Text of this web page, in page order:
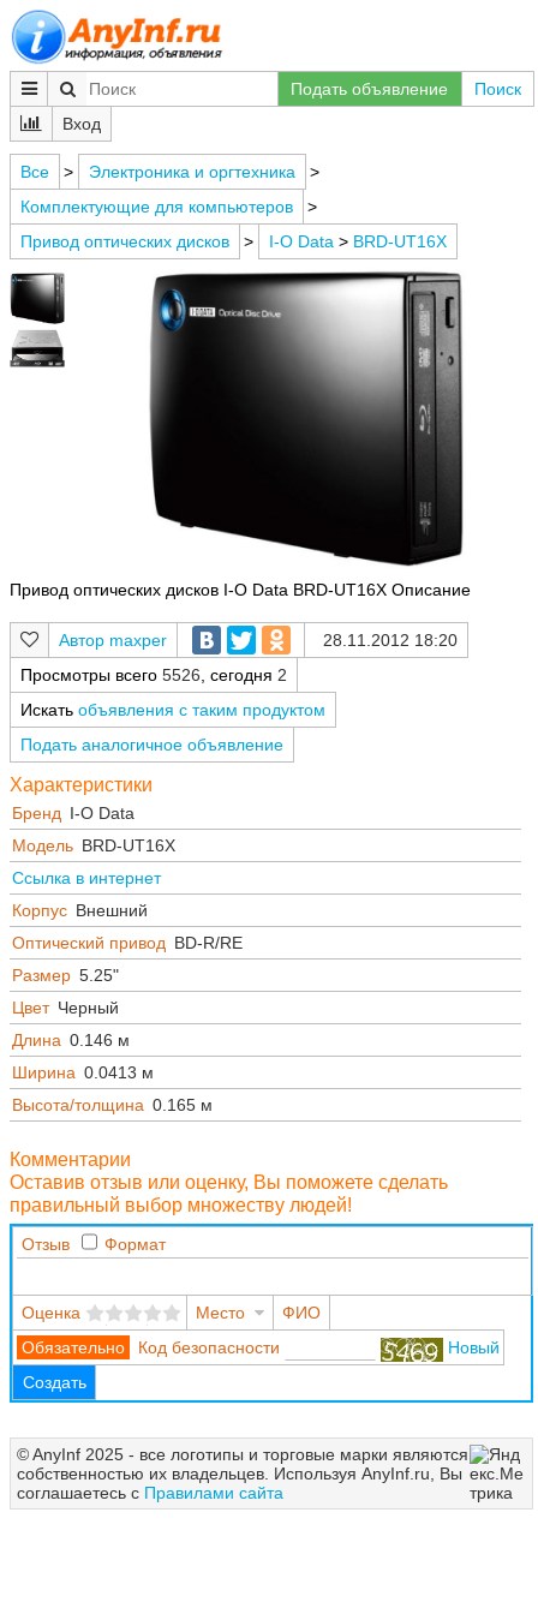
Подать объявление
Поиск
Вход
Все > Электроника и оргтехника
>
Комплектующие для компьютеров
>
Привод оптических дисков
> I-O Data > BRD-UT16X
Привод оптических дисков I-O Data BRD-UT16X Описание
maxper
28.11.2012 18:20
Просмотры всего 5526 , сегодня 2
Искать объявления с таким продуктом
Подать аналогичное объявление
Характеристики
Бренд I-O Data
Модель BRD-UT16X
Ссылка в интернет
Корпус Внешний
Оптический привод BD-R/RE
Размер 5.25"
Цвет Черный
Длина 0.146 м
Ширина 0.0413 м
Высота/толщина 0.165 м
Комментарии
Оставив отзыв или оценку, Вы поможете сделать
правильный выбор множеству людей!
Отзыв Формат
Оценка Место
ФИО
Код безопасности
Новый
Создать
© AnyInf 2025 - все логотипы и торговые марки являются
собственностью их владельцев. Используя AnyInf.ru, Вы
соглашаетесь с Правилами сайта